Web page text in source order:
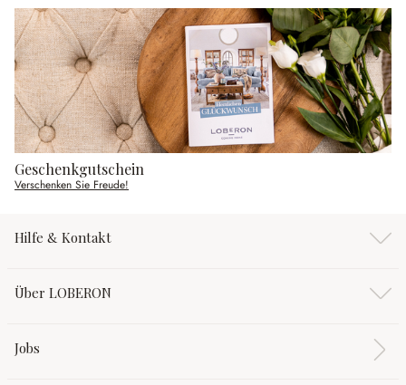
Geschenkgutschein
Verschenken Sie Freude!
Hilfe & Kontakt
Über LOBERON
Jobs